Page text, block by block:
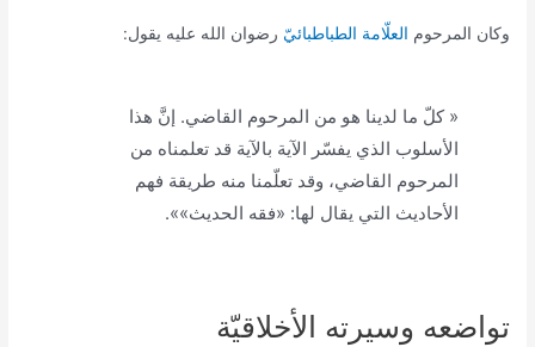
وكان المرحوم العلّامة الطباطبائيّ رضوان الله عليه يقول:
« كلّ ما لدينا هو من المرحوم القاضي. إنَّ هذا
الأسلوب الذي يفسّر الآية بالآية قد تعلمناه من
المرحوم القاضي، وقد تعلّمنا منه طريقة فهم
الأحاديث التي يقال لها: «فقه الحديث»».
تواضعه وسيرته الأخلاقيّة